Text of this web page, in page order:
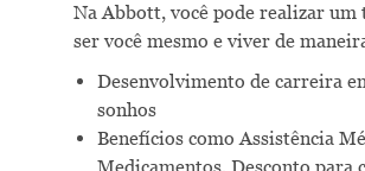
Na Abbott, você pode realizar
ser você mesmo e viver de
Desenvolvimento de carreira
sonhos
Benefícios como Assistência